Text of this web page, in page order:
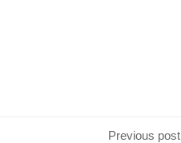
Previous post